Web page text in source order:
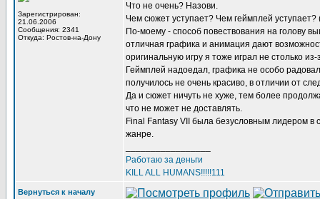
Зарегистрирован:
21.06.2006
Сообщения: 2341
Откуда: Ростов-на-Дону
Что не очень? Назови.
Чем сюжет уступает? Чем геймплей
По-моему - способ повествования на голову
отличная графика и анимация дают
оригинальную игру я тоже играл не столько
Геймплей надоедал, графика не особо
получилось не очень красиво, в отличии от
Да и сюжет ничуть не хуже, тем более
что не может не доставлять.
Final Fantasy VII была безусловным лидером в
жанре.
Работаю за деньги
KILL ALL HUMANS!!!!!111
Вернуться к началу